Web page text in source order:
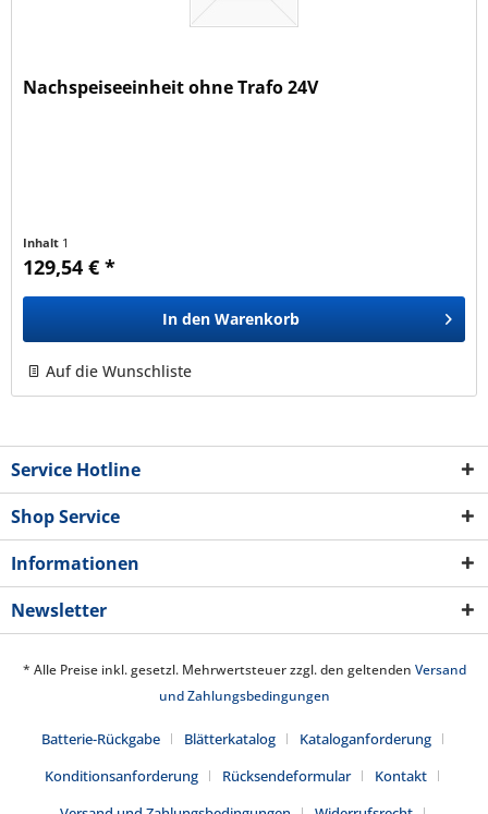
Nachspeiseeinheit ohne Trafo 24V
Inhalt 1
129,54 € *
In den Warenkorb
Auf die Wunschliste
Service Hotline
Shop Service
Informationen
Newsletter
* Alle Preise inkl. gesetzl. Mehrwertsteuer zzgl. den geltenden Versand
und Zahlungsbedingungen
Batterie-Rückgabe Blätterkatalog
Kataloganforderung
Konditionsanforderung
Rücksendeformular
Kontakt